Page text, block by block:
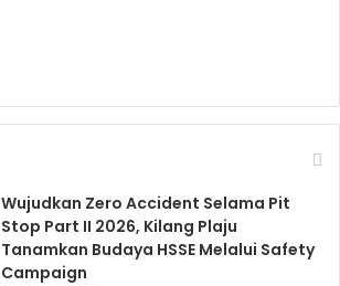
Wujudkan Zero Accident Selama Pit
Stop Part II 2026, Kilang Plaju
Tanamkan Budaya HSSE Melalui Safety
Campaign